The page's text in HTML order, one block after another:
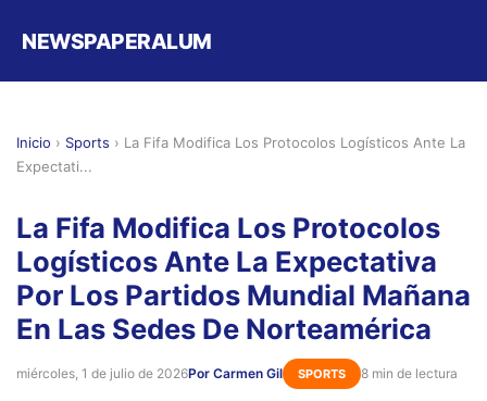
NEWSPAPERALUM
Inicio › Sports › La Fifa Modifica Los Protocolos Logísticos Ante La
Expectati...
La Fifa Modifica Los Protocolos
Logísticos Ante La Expectativa
Por Los Partidos Mundial Mañana
En Las Sedes De Norteamérica
miércoles, 1 de julio de 2026Por Carmen Gil SPORTS 8 min de lectura